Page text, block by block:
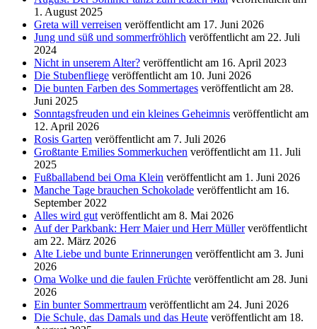
1. August 2025
Greta will verreisen veröffentlicht am 17. Juni 2026
Jung und süß und sommerfröhlich veröffentlicht am 22. Juli
2024
Nicht in unserem Alter? veröffentlicht am 16. April 2023
Die Stubenfliege veröffentlicht am 10. Juni 2026
Die bunten Farben des Sommertages veröffentlicht am 28.
Juni 2025
Sonntagsfreuden und ein kleines Geheimnis veröffentlicht am
12. April 2026
Rosis Garten veröffentlicht am 7. Juli 2026
Großtante Emilies Sommerkuchen veröffentlicht am 11. Juli
2025
Fußballabend bei Oma Klein veröffentlicht am 1. Juni 2026
Manche Tage brauchen Schokolade veröffentlicht am 16.
September 2022
Alles wird gut veröffentlicht am 8. Mai 2026
Auf der Parkbank: Herr Maier und Herr Müller veröffentlicht
am 22. März 2026
Alte Liebe und bunte Erinnerungen veröffentlicht am 3. Juni
2026
Oma Wolke und die faulen Früchte veröffentlicht am 28. Juni
2026
Ein bunter Sommertraum veröffentlicht am 24. Juni 2026
Die Schule, das Damals und das Heute veröffentlicht am 18.